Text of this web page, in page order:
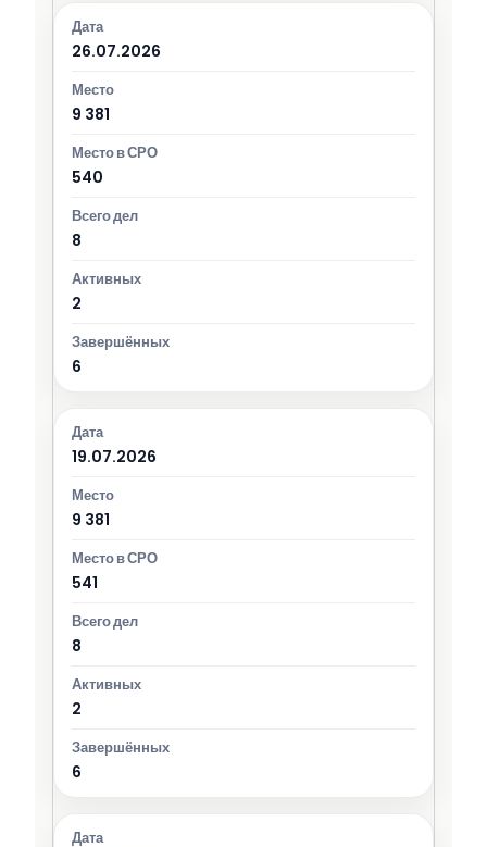
26.07.2026
9 381
540
8
2
6
19.07.2026
9 381
541
8
2
6